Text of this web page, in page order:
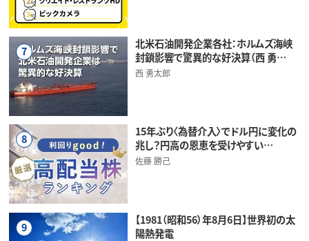
7
北米石油開発企業各社：ホルムズ海峡
封鎖影響で驚異的な好決算（西 勇…
西 勇太郎
8
15年ぶり〈為替介入〉でドル円に変化の
兆し？円高の恩恵を受けやすい…
佐藤 勝己
9
【1981（昭和56）年8月6日】世界初の太
陽熱発電